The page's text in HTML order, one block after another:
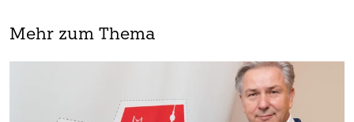
Mehr zum Thema